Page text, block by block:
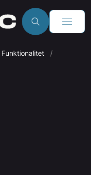
Funktionalitet